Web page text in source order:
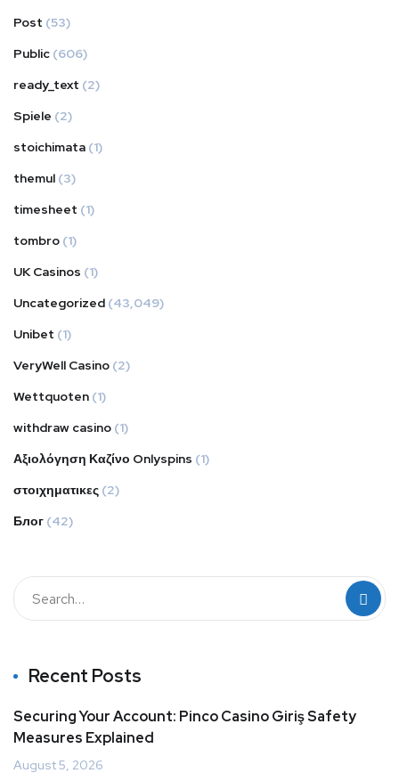
Post (53)
Public (606)
ready_text (2)
Spiele (2)
stoichimata (1)
themul (3)
timesheet (1)
tombro (1)
UK Casinos (1)
Uncategorized (43,049)
Unibet (1)
VeryWell Casino (2)
Wettquoten (1)
withdraw casino (1)
Αξιολόγηση Καζίνο Onlyspins (1)
στοιχηματικες (2)
Блог (42)
Recent Posts
Securing Your Account: Pinco Casino Giriş Safety
Measures Explained
August 5, 2026